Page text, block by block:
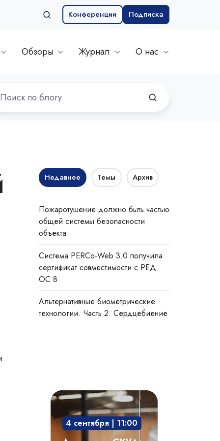
Конференции Подписка
Обзоры Журнал О нас
Недавнее Темы Архив
Пожаротушение должно быть частью
общей системы безопасности
объекта
Система PERCo-Web 3.0 получила
сертификат совместимости с РЕД
ОС 8
Альтернативные биометрические
технологии. Часть 2. Сердцебиение
Академия
СКУД:
мобильный
доступ,
4 сентября | 11:00